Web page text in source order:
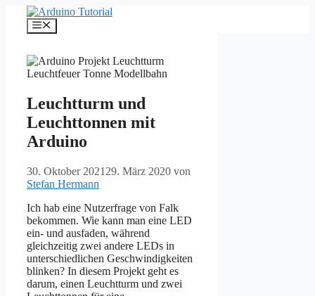
Inhalt
springen
Menü
Leuchtturm und
Leuchttonnen mit
Arduino
30. Oktober 2021 29. März 2020 von
Stefan Hermann
Ich hab eine Nutzerfrage von Falk
bekommen. Wie kann man eine LED
ein- und ausfaden, während
gleichzeitig zwei andere LEDs in
unterschiedlichen Geschwindigkeiten
blinken? In diesem Projekt geht es
darum, einen Leuchtturm und zwei